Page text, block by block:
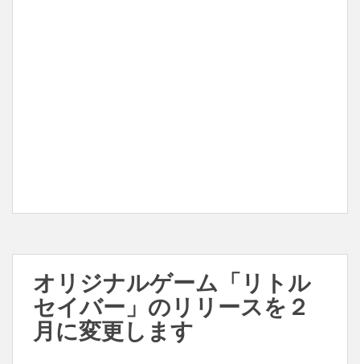
オリジナルゲーム「リトル
セイバー」のリリースを２
月に変更します